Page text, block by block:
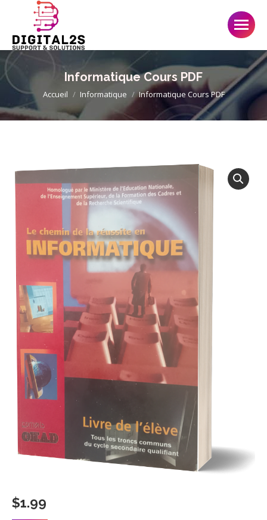
Informatique Cours PDF
Accueil Informatique Informatique Cours PDF
$1.99